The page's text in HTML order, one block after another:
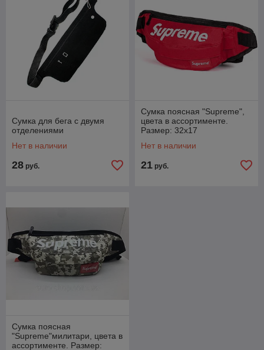
Сумка для бега c двумя
отделениями
Нет в наличии
28 руб.
Сумка поясная "Supreme",
цвета в ассортименте.
Размер: 32х17
Нет в наличии
21 руб.
Сумка поясная
"Supreme"милитари, цвета в
ассортименте. Размер: